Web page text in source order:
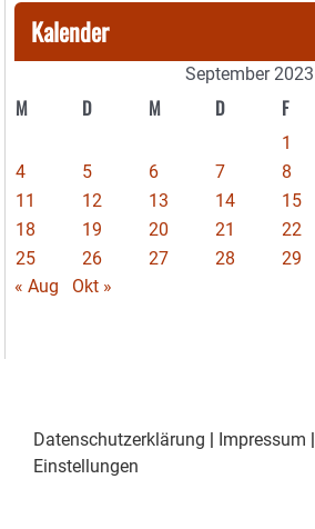
Kalender
September 2023
M D M D F
1
4
5 6 7 8
11
12 13 14 15
18
19 20 21 22
25
26 27 28 29
« Aug
Okt »
Datenschutzerklärung | Impressum |
Einstellungen